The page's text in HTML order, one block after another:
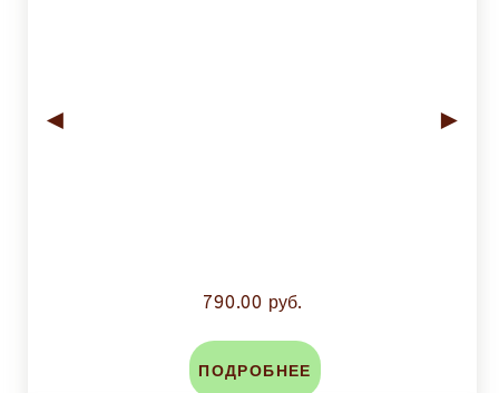
◄ ►
790.00 руб.
ПОДРОБНЕЕ